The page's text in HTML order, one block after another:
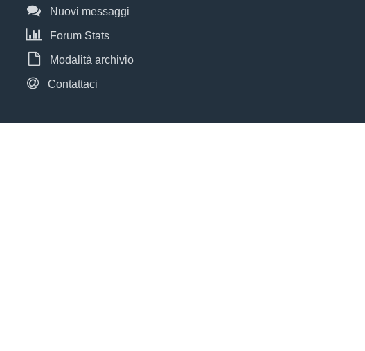
Nuovi messaggi
Forum Stats
Modalità archivio
Contattaci